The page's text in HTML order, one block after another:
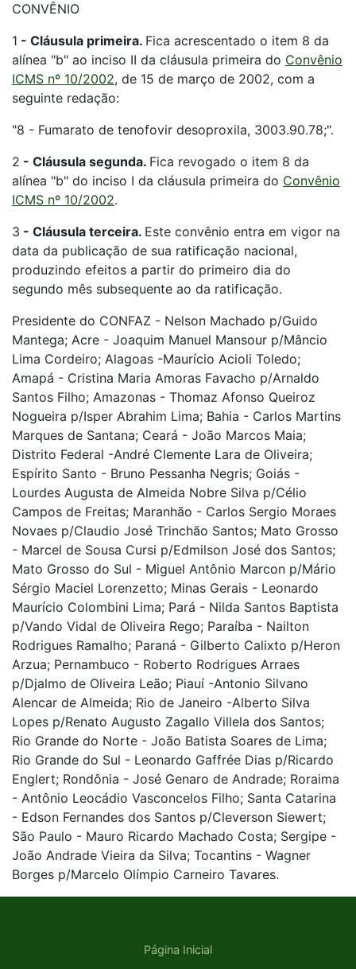
CONVÊNIO
1 - Cláusula primeira. Fica acrescentado o item 8 da
alínea "b" ao inciso II da cláusula primeira do Convênio
ICMS nº 10/2002, de 15 de março de 2002, com a
seguinte redação:
"8 - Fumarato de tenofovir desoproxila, 3003.90.78;".
2 - Cláusula segunda. Fica revogado o item 8 da
alínea "b" do inciso I da cláusula primeira do Convênio
ICMS nº 10/2002.
3 - Cláusula terceira. Este convênio entra em vigor na
data da publicação de sua ratificação nacional,
produzindo efeitos a partir do primeiro dia do
segundo mês subsequente ao da ratificação.
Presidente do CONFAZ - Nelson Machado p/Guido
Mantega; Acre - Joaquim Manuel Mansour p/Mâncio
Lima Cordeiro; Alagoas -Maurício Acioli Toledo;
Amapá - Cristina Maria Amoras Favacho p/Arnaldo
Santos Filho; Amazonas - Thomaz Afonso Queiroz
Nogueira p/Isper Abrahim Lima; Bahia - Carlos Martins
Marques de Santana; Ceará - João Marcos Maia;
Distrito Federal -André Clemente Lara de Oliveira;
Espírito Santo - Bruno Pessanha Negris; Goiás -
Lourdes Augusta de Almeida Nobre Silva p/Célio
Campos de Freitas; Maranhão - Carlos Sergio Moraes
Novaes p/Claudio José Trinchão Santos; Mato Grosso
- Marcel de Sousa Cursi p/Edmilson José dos Santos;
Mato Grosso do Sul - Miguel Antônio Marcon p/Mário
Sérgio Maciel Lorenzetto; Minas Gerais - Leonardo
Maurício Colombini Lima; Pará - Nilda Santos Baptista
p/Vando Vidal de Oliveira Rego; Paraíba - Nailton
Rodrigues Ramalho; Paraná - Gilberto Calixto p/Heron
Arzua; Pernambuco - Roberto Rodrigues Arraes
p/Djalmo de Oliveira Leão; Piauí -Antonio Silvano
Alencar de Almeida; Rio de Janeiro -Alberto Silva
Lopes p/Renato Augusto Zagallo Villela dos Santos;
Rio Grande do Norte - João Batista Soares de Lima;
Rio Grande do Sul - Leonardo Gaffrée Dias p/Ricardo
Englert; Rondônia - José Genaro de Andrade; Roraima
- Antônio Leocádio Vasconcelos Filho; Santa Catarina
- Edson Fernandes dos Santos p/Cleverson Siewert;
São Paulo - Mauro Ricardo Machado Costa; Sergipe -
João Andrade Vieira da Silva; Tocantins - Wagner
Borges p/Marcelo Olímpio Carneiro Tavares.
Página Inicial